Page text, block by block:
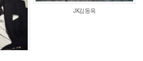
JK김동욱